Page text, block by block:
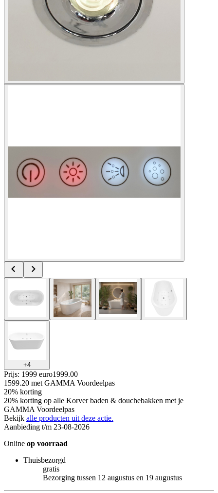
+4
Prijs: 1999 euro1999.00
1599.20 met GAMMA Voordeelpas
20% korting
20% korting op alle Korver baden & douchebakken met je
GAMMA Voordeelpas
Bekijk alle producten uit deze actie.
Aanbieding t/m 23-08-2026
Online op voorraad
Thuisbezorgd
gratis
Bezorging tussen 12 augustus en 19 augustus